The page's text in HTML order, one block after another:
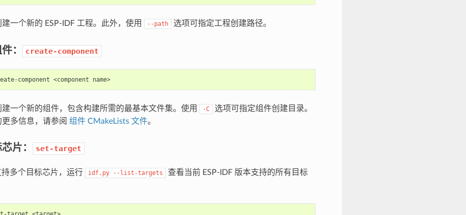
一个新的 ESP-IDF 工程。此外，使用 --path 选项可指定工程创建路径。
： create-component
component <component name>
建一个新的组件，包含构建所需的最基本文件集。使用 -C
选项可指定组件创建目录。
多信息，请参阅 组件 CMakeLists 文件。
片： set-target
持多个目标芯片，运行 idf.py --list-targets
查看当前 ESP-IDF 版本支持的所有目标